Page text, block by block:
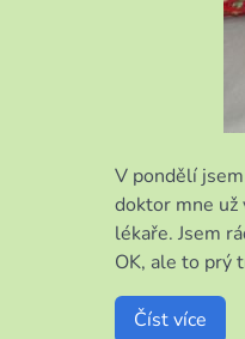
V pondělí
doktor mne už
lékaře. Jsem
OK, ale to prý
Číst více